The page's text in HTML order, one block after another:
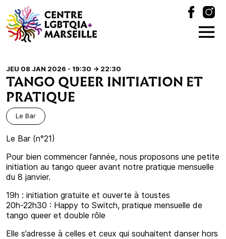
JEU 08 JAN 2026 - 19:30 -> 22:30
TANGO QUEER INITIATION ET
PRATIQUE
Le Bar
Le Bar (n°21)
Pour bien commencer l’année, nous proposons une petite
initiation au tango queer avant notre pratique mensuelle
du 8 janvier.
19h : initiation gratuite et ouverte à toustes
20h-22h30 : Happy to Switch, pratique mensuelle de
tango queer et double rôle
Elle s’adresse à celles et ceux qui souhaitent danser hors